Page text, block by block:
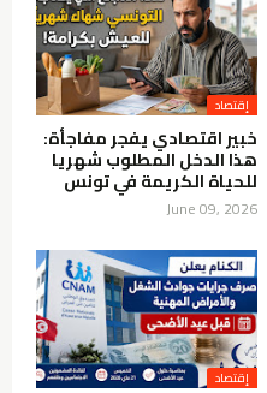
إقتصاد
خبير اقتصادي يفجر مفاجأة:
هذا الدخل المطلوب شهريا
للحياة الكريمة في تونس
June 09, 2026
إقتصاد